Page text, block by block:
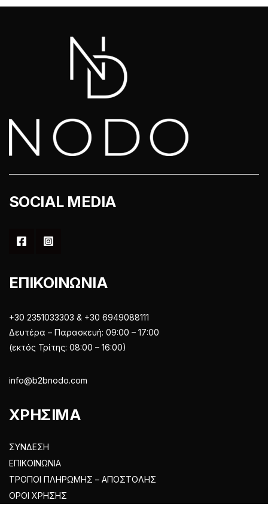
SOCIAL MEDIA
ΕΠΙΚΟΙΝΩΝΙΑ
+30 2351033303 & +30 6949088111
Δευτέρα – Παρασκευή: 09:00 – 17:00
(εκτός Τρίτης: 08:00 – 16:00)
info@b2bnodo.com
ΧΡΗΣΙΜΑ
ΣΥΝΔΕΣΗ
ΕΠΙΚΟΙΝΩΝΙΑ
ΤΡΟΠΟΙ ΠΛΗΡΩΜΗΣ – ΑΠΟΣΤΟΛΗΣ
ΟΡΟΙ ΧΡΗΣΗΣ